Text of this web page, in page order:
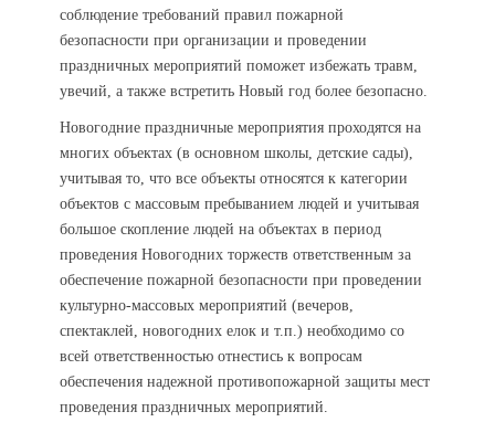
соблюдение требований правил пожарной
безопасности при организации и проведении
праздничных мероприятий поможет избежать травм,
увечий, а также встретить Новый год более безопасно.
Новогодние праздничные мероприятия проходятся на
многих объектах (в основном школы, детские сады),
учитывая то, что все объекты относятся к категории
объектов с массовым пребыванием людей и учитывая
большое скопление людей на объектах в период
проведения Новогодних торжеств ответственным за
обеспечение пожарной безопасности при проведении
культурно-массовых мероприятий (вечеров,
спектаклей, новогодних елок и т.п.) необходимо со
всей ответственностью отнестись к вопросам
обеспечения надежной противопожарной защиты мест
проведения праздничных мероприятий.